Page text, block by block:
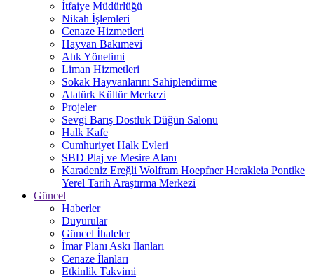
İtfaiye Müdürlüğü
Nikah İşlemleri
Cenaze Hizmetleri
Hayvan Bakımevi
Atık Yönetimi
Liman Hizmetleri
Sokak Hayvanlarını Sahiplendirme
Atatürk Kültür Merkezi
Projeler
Sevgi Barış Dostluk Düğün Salonu
Halk Kafe
Cumhuriyet Halk Evleri
SBD Plaj ve Mesire Alanı
Karadeniz Ereğli Wolfram Hoepfner Herakleia Pontike
Yerel Tarih Araştırma Merkezi
Güncel
Haberler
Duyurular
Güncel İhaleler
İmar Planı Askı İlanları
Cenaze İlanları
Etkinlik Takvimi